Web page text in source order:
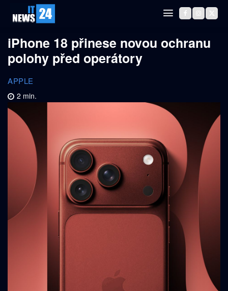
iPhone 18 přinese novou ochranu
polohy před operátory
APPLE
2 min.